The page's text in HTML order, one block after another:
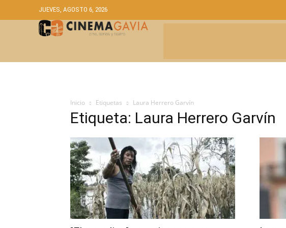
JUEVES, AGOSTO 6, 2026
Inicio Etiquetas Laura Herrero Garvín
Etiqueta: Laura Herrero Garvín